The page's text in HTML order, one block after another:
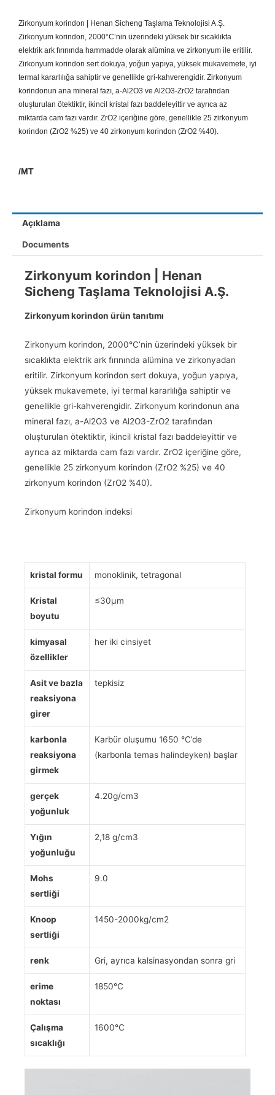
Zirkonyum korindon | Henan Sicheng Taşlama Teknolojisi A.Ş.
Zirkonyum korindon, 2000°C’nin üzerindeki yüksek bir sıcaklıkta
elektrik ark fırınında hammadde olarak alümina ve zirkonyum ile eritilir.
Zirkonyum korindon sert dokuya, yoğun yapıya, yüksek mukavemete, iyi
termal kararlılığa sahiptir ve genellikle gri-kahverengidir. Zirkonyum
korindonun ana mineral fazı, a-Al2O3 ve Al2O3-ZrO2 tarafından
oluşturulan ötektiktir, ikincil kristal fazı baddeleyittir ve ayrıca az
miktarda cam fazı vardır. ZrO2 içeriğine göre, genellikle 25 zirkonyum
korindon (ZrO2 %25) ve 40 zirkonyum korindon (ZrO2 %40).
/MT
Açıklama
Documents
Zirkonyum korindon | Henan
Sicheng Taşlama Teknolojisi A.Ş.
Zirkonyum korindon ürün tanıtımı
Zirkonyum korindon, 2000°C’nin üzerindeki yüksek bir
sıcaklıkta elektrik ark fırınında alümina ve zirkonyadan
eritilir. Zirkonyum korindon sert dokuya, yoğun yapıya,
yüksek mukavemete, iyi termal kararlılığa sahiptir ve
genellikle gri-kahverengidir. Zirkonyum korindonun ana
mineral fazı, a-Al2O3 ve Al2O3-ZrO2 tarafından
oluşturulan ötektiktir, ikincil kristal fazı baddeleyittir ve
ayrıca az miktarda cam fazı vardır. ZrO2 içeriğine göre,
genellikle 25 zirkonyum korindon (ZrO2 %25) ve 40
zirkonyum korindon (ZrO2 %40).
Zirkonyum korindon indeksi
kristal formu monoklinik, tetragonal
Kristal
boyutu
≤30μm
kimyasal
özellikler
her iki cinsiyet
Asit ve bazla
reaksiyona
girer
tepkisiz
karbonla
reaksiyona
girmek
Karbür oluşumu 1650 °C’de
(karbonla temas halindeyken) başlar
gerçek
yoğunluk
4.20g/cm3
Yığın
yoğunluğu
2,18 g/cm3
Mohs
sertliği
9.0
Knoop
sertliği
1450-2000kg/cm2
renk Gri, ayrıca kalsinasyondan sonra gri
erime
noktası
1850℃
Çalışma
sıcaklığı
1600℃